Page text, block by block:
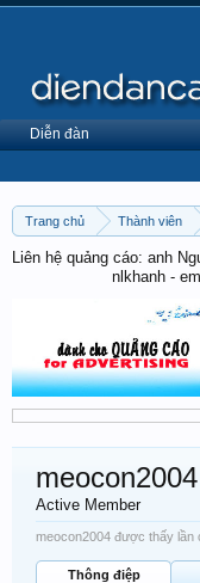
Trang chủ Thành viên
Liên hệ quảng cáo: anh
nlkhanh -
meocon2004
Active Member
meocon2004 được thấy lần
Thông điệp
Diễn đàn